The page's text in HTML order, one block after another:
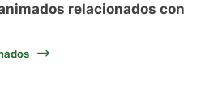
relacionados con